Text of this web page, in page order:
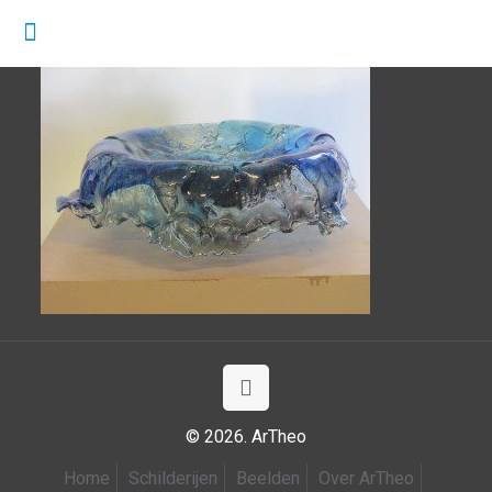
© 2026. ArTheo
Home
Schilderijen Beelden
Over ArTheo